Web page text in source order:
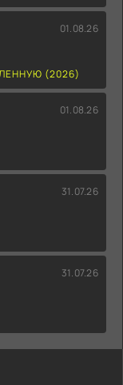
01.08.26
(2026)
01.08.26
31.07.26
31.07.26